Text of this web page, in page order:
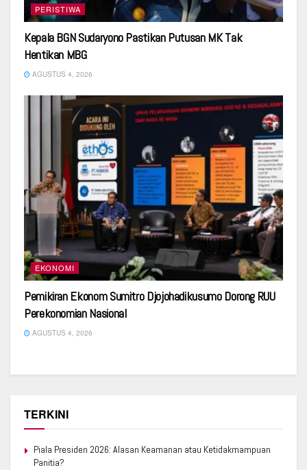
PERISTIWA
Kepala BGN Sudaryono Pastikan Putusan MK Tak
Hentikan MBG
AGUSTUS 4, 2026
EKONOMI
Pemikiran Ekonom Sumitro Djojohadikusumo Dorong RUU
Perekonomian Nasional
AGUSTUS 4, 2026
TERKINI
Piala Presiden 2026: Alasan Keamanan atau Ketidakmampuan
Panitia?